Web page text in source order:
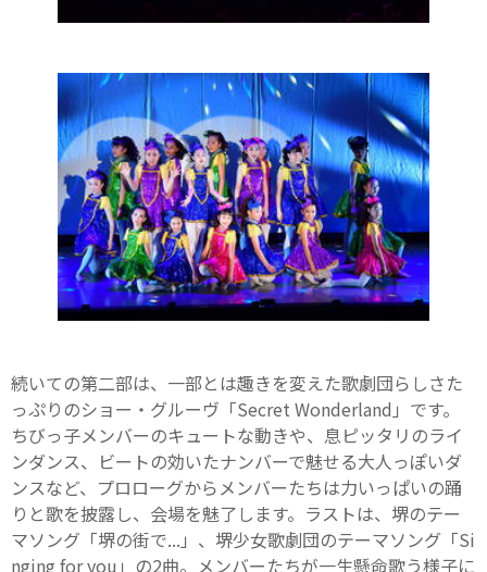
続いての第二部は、一部とは趣きを変えた歌劇団らしさた
っぷりのショー・グルーヴ「Secret Wonderland」です。
ちびっ子メンバーのキュートな動きや、息ピッタリのライ
ンダンス、ビートの効いたナンバーで魅せる大人っぽいダ
ンスなど、プロローグからメンバーたちは力いっぱいの踊
りと歌を披露し、会場を魅了します。ラストは、堺のテー
マソング「堺の街で...」、堺少女歌劇団のテーマソング「Si
nging for you」の2曲。メンバーたちが一生懸命歌う様子に